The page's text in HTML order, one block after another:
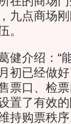
九点商场
。
介绍：“
初已经做
票口、检
置了有效
持购票秩